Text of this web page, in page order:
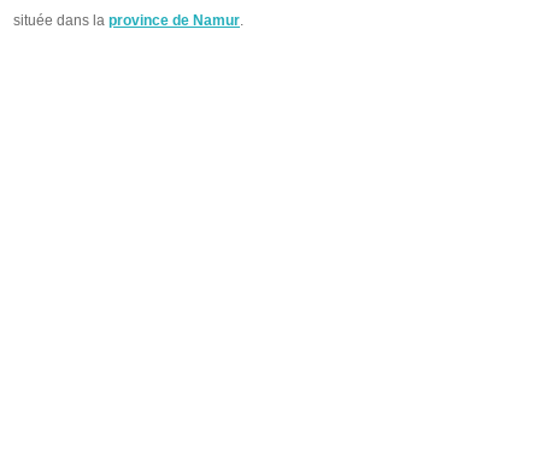
située dans la province de Namur.